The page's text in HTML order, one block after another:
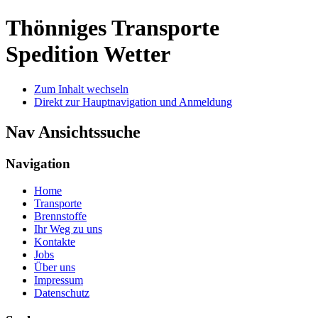
Thönniges Transporte
Spedition Wetter
Zum Inhalt wechseln
Direkt zur Hauptnavigation und Anmeldung
Nav Ansichtssuche
Navigation
Home
Transporte
Brennstoffe
Ihr Weg zu uns
Kontakte
Jobs
Über uns
Impressum
Datenschutz